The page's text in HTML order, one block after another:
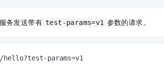
服务发送带有 test-params=v1 参数的请求。
params=v1